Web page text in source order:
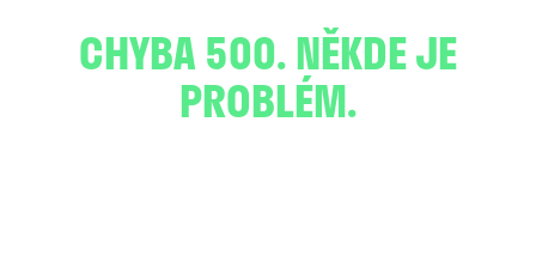
CHYBA 500. NĚKDE JE
PROBLÉM.